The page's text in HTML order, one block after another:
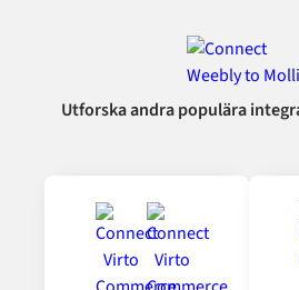
Utforska andra populära